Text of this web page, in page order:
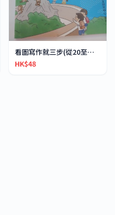
看圖寫作就三步(從20至到200字)進階篇(原價$58)
HK$48